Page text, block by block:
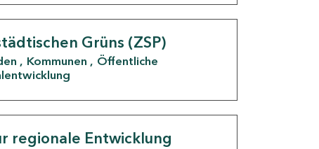
Grüns (ZSP)
Kommunen
Öffentliche
regionale Entwicklung